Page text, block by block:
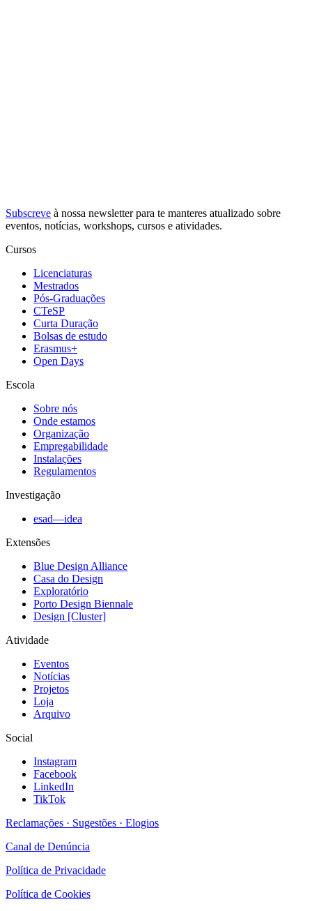
Subscreve à nossa newsletterpara te manteres atualizado sobre
eventos, notícias, workshops, cursos e atividades.
Cursos
Licenciaturas
Mestrados
Pós-Graduações
CTeSP
Curta Duração
Bolsas de estudo
Erasmus+
Open Days
Escola
Sobre nós
Onde estamos
Organização
Empregabilidade
Instalações
Regulamentos
Investigação
esad—idea
Extensões
Blue Design Alliance
Casa do Design
Exploratório
Porto Design Biennale
Design [Cluster]
Atividade
Eventos
Notícias
Projetos
Loja
Arquivo
Social
Instagram
Facebook
LinkedIn
TikTok
Reclamações · Sugestões · Elogios
Canal de Denúncia
Política de Privacidade
Política de Cookies